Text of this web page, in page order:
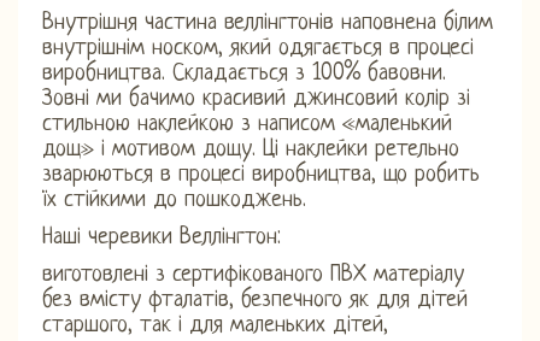
Внутрішня частина веллінгтонів наповнена білим
внутрішнім носком, який одягається в процесі
виробництва. Складається з 100% бавовни.
Зовні ми бачимо красивий джинсовий колір зі
стильною наклейкою з написом «маленький
дощ» і мотивом дощу. Ці наклейки ретельно
зварюються в процесі виробництва, що робить
їх стійкими до пошкоджень.
Наші черевики Веллінгтон:
виготовлені з сертифікованого ПВХ матеріалу
без вмісту фталатів, безпечного як для дітей
старшого, так і для маленьких дітей,